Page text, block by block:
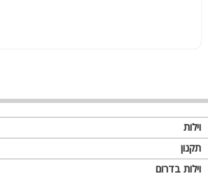
וילות
תקנון
וילות בדרום